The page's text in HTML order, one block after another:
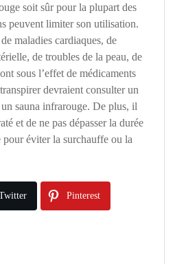
soit sûr pour la plupart des
peuvent limiter son utilisation.
maladies cardiaques, de
de troubles de la peau, de
sous l’effet de médicaments
devraient consulter un
sauna infrarouge. De plus, il
et de ne pas dépasser la durée
pour éviter la surchauffe ou la
Pinterest